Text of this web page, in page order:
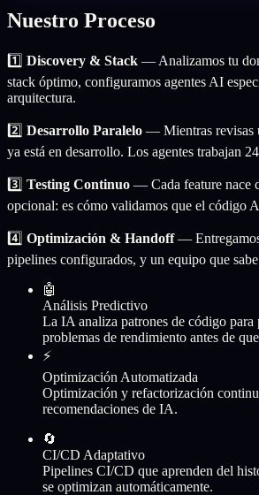
Nuestro Proceso
1️⃣ Discovery & Stack — Analizamos tu
stack óptimo, configuramos agentes AI
arquitectura.
2️⃣ Desarrollo Paralelo — Mientras revisas
ya está en desarrollo. Los agentes trabajan
3️⃣ Testing Continuo — Cada feature nace
opcional: es cómo validamos que el código
4️⃣ Optimización & Handoff—
pipelines configurados, y un equipo que
🤖
Análisis Predictivo
La IA analiza patrones de código para
problemas de rendimiento antes de
⚡
Optimización Automatizada
Optimización y refactorización
recomendaciones de IA.
🔄
CI/CD Adaptativo
Pipelines CI/CD que aprenden del
se optimizan automáticamente.